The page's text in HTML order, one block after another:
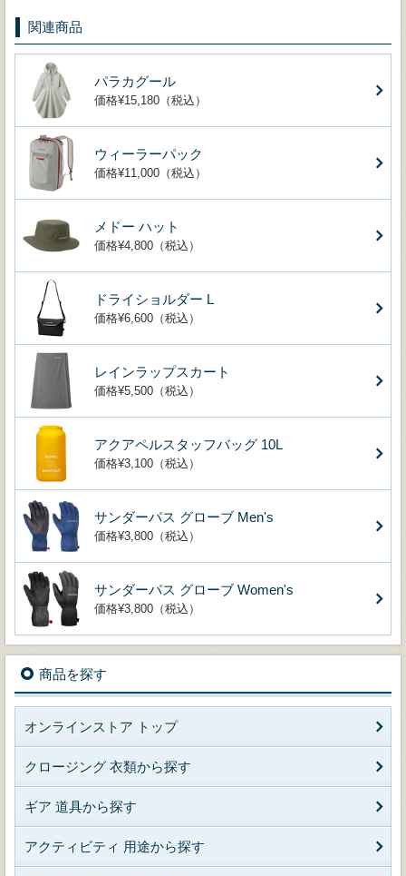
関連商品
パラカグール
価格¥15,180（税込）
ウィーラーパック
価格¥11,000（税込）
メドー ハット
価格¥4,800（税込）
ドライショルダー L
価格¥6,600（税込）
レインラップスカート
価格¥5,500（税込）
アクアペルスタッフバッグ 10L
価格¥3,100（税込）
サンダーパス グローブ Men's
価格¥3,800（税込）
サンダーパス グローブ Women's
価格¥3,800（税込）
商品を探す
オンラインストア トップ
クロージング 衣類から探す
ギア 道具から探す
アクティビティ 用途から探す